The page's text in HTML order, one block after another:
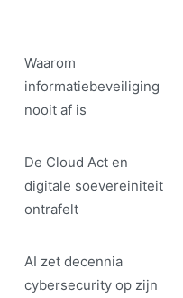
Waarom
informatiebeveiliging
nooit af is
De Cloud Act en
digitale soe­ve­rei­ni­teit
ontrafelt
AI zet decennia
cybersecurity op zijn